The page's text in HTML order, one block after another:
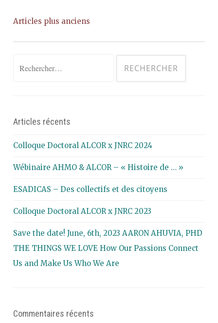
Navigation
Articles plus anciens
Articles récents
Colloque Doctoral ALCOR x JNRC 2024
Wébinaire AHMO & ALCOR – « Histoire de … »
ESADICAS – Des collectifs et des citoyens
Colloque Doctoral ALCOR x JNRC 2023
Save the date! June, 6th, 2023 AARON AHUVIA, PHD
THE THINGS WE LOVE How Our Passions Connect
Us and Make Us Who We Are
Commentaires récents